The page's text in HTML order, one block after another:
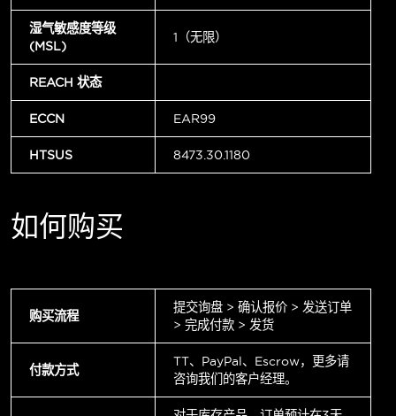
湿气敏感度等级
(MSL)
1（无限）
REACH 状态
ECCN EAR99
HTSUS 8473.30.1180
如何购买
购买流程
提交询盘 > 确认报价 > 发送订单
> 完成付款 > 发货
付款方式
TT、PayPal、Escrow，更多请
咨询我们的客户经理。